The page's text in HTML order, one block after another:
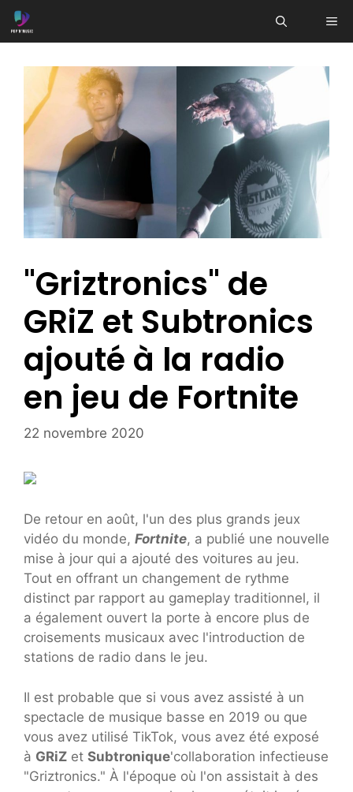
Aller
au
"Griztronics" de
GRiZ et Subtronics
ajouté à la radio
en jeu de Fortnite
22 novembre 2020
De retour en août, l'un des plus grands jeux
vidéo du monde, Fortnite, a publié une nouvelle
mise à jour qui a ajouté des voitures au jeu.
Tout en offrant un changement de rythme
distinct par rapport au gameplay traditionnel, il
a également ouvert la porte à encore plus de
croisements musicaux avec l'introduction de
stations de radio dans le jeu.
Il est probable que si vous avez assisté à un
spectacle de musique basse en 2019 ou que
vous avez utilisé TikTok, vous avez été exposé
à GRiZ et Subtronique'collaboration infectieuse
"Griztronics." À l'époque où l'on assistait à des